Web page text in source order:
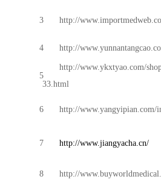
3 http://
4 http://
5
http://www.ykxtyao.com/
33.html
6 http://www.yangyipian.com/
7 http://www.jiangyacha.cn/
8 http://